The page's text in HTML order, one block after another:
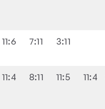
11:6 7:11 3:11
11:4 8:11 11:5 11:4